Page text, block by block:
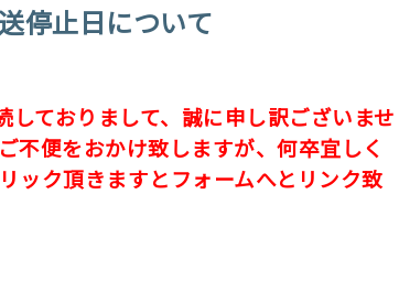
停止日について
ておりまして、誠に申し訳ございませ
不便をおかけ致しますが、何卒宜しく
ック頂きますとフォームへとリンク致